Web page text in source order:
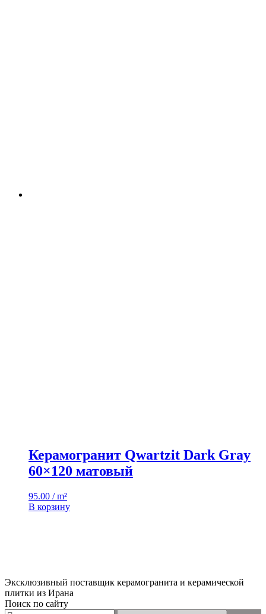
Керамогранит Qwartzit Dark Gray
60×120 матовый
95.00 / m²
В корзину
Эксклюзивный поставщик керамогранита и керамической
плитки из Ирана
Поиск по сайту